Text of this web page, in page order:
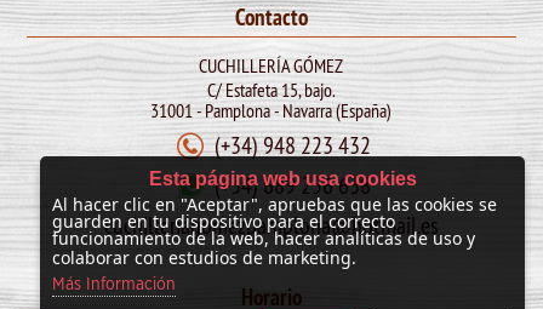
Contacto
CUCHILLERÍA GÓMEZ
C/ Estafeta 15, bajo.
31001 - Pamplona - Navarra (España)
(+34) 948 223 432
(+34) 689 256 638
cuchilleriagomezpamplona@hotmail.es
Horario
Esta página web usa cookies
Al hacer clic en "Aceptar", apruebas que las cookies se
guarden en tu dispositivo para el correcto
funcionamiento de la web, hacer analíticas de uso y
colaborar con estudios de marketing.
Más Información